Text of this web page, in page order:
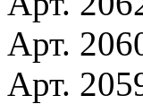
Арт.
Арт.